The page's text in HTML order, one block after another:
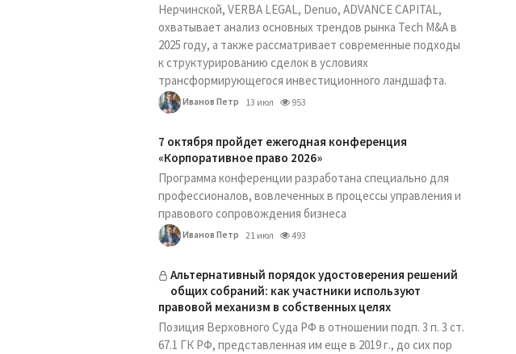
Нерчинской, VERBA LEGAL, Denuo, ADVANCE CAPITAL,
охватывает анализ основных трендов рынка Tech M&A в
2025 году, а также рассматривает современные подходы
к структурированию сделок в условиях
трансформирующегося инвестиционного ландшафта.
Иванов Петр 13 июл 953
7 октября пройдет ежегодная конференция
«Корпоративное право 2026»
Программа конференции разработана специально для
профессионалов, вовлеченных в процессы управления и
правового сопровождения бизнеса
Иванов Петр 21 июл 493
Альтернативный порядок удостоверения решений
общих собраний: как участники используют
правовой механизм в собственных целях
Позиция Верховного Суда РФ в отношении подп. 3 п. 3 ст.
67.1 ГК РФ, представленная им еще в 2019 г., до сих пор